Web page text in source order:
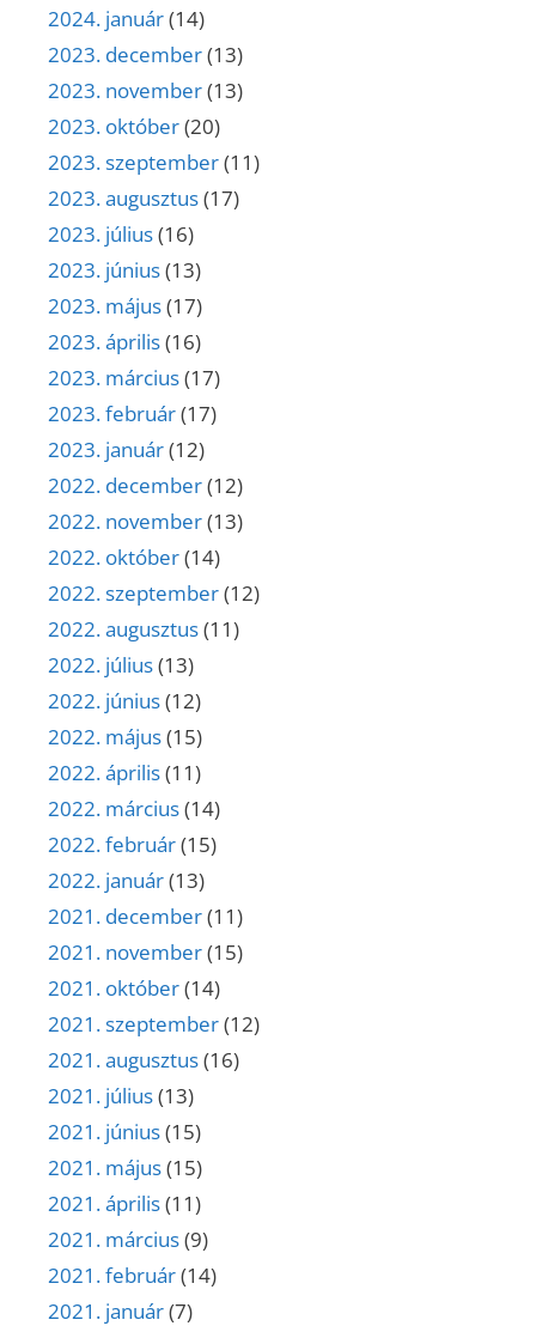
2024. január(14)
2023. december(13)
2023. november(13)
2023. október(20)
2023. szeptember(11)
2023. augusztus(17)
2023. július(16)
2023. június(13)
2023. május(17)
2023. április(16)
2023. március(17)
2023. február(17)
2023. január(12)
2022. december(12)
2022. november(13)
2022. október(14)
2022. szeptember(12)
2022. augusztus(11)
2022. július(13)
2022. június(12)
2022. május(15)
2022. április(11)
2022. március(14)
2022. február(15)
2022. január(13)
2021. december(11)
2021. november(15)
2021. október(14)
2021. szeptember(12)
2021. augusztus(16)
2021. július(13)
2021. június(15)
2021. május(15)
2021. április(11)
2021. március(9)
2021. február(14)
2021. január(7)